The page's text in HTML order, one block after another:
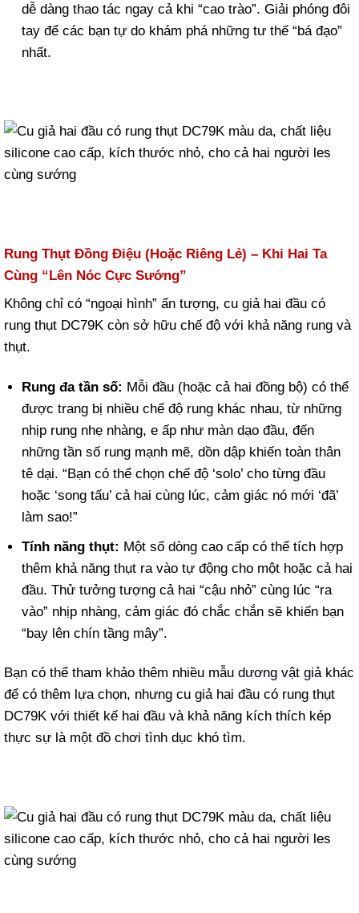
dễ dàng thao tác ngay cả khi “cao trào”. Giải phóng đôi
tay để các bạn tự do khám phá những tư thế “bá đạo”
nhất.
Rung Thụt Đồng Điệu (Hoặc Riêng Lẻ) – Khi Hai Ta
Cùng “Lên Nóc Cực Sướng”
Không chỉ có “ngoại hình” ấn tượng, cu giả hai đầu có
rung thụt DC79K còn sở hữu chế độ với khả năng rung và
thụt.
Rung đa tần số: Mỗi đầu (hoặc cả hai đồng bộ) có thể
được trang bị nhiều chế độ rung khác nhau, từ những
nhịp rung nhẹ nhàng, e ấp như màn dạo đầu, đến
những tần số rung mạnh mẽ, dồn dập khiến toàn thân
tê dại. “Bạn có thể chọn chế độ ‘solo’ cho từng đầu
hoặc ‘song tấu’ cả hai cùng lúc, cảm giác nó mới ‘đã’
làm sao!”
Tính năng thụt: Một số dòng cao cấp có thể tích hợp
thêm khả năng thụt ra vào tự động cho một hoặc cả hai
đầu. Thử tưởng tượng cả hai “cậu nhỏ” cùng lúc “ra
vào” nhịp nhàng, cảm giác đó chắc chắn sẽ khiến bạn
“bay lên chín tầng mây”.
Bạn có thể tham khảo thêm nhiều mẫu dương vật giảkhác
để có thêm lựa chọn, nhưng cu giả hai đầu có rung thụt
DC79K với thiết kế hai đầu và khả năng kích thích kép
thực sự là một đồ chơi tình dục khó tìm.